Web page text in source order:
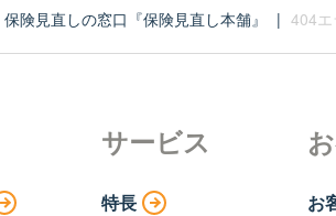
険見直しの窓口『保険見直し本舗』 | 404
サービス
特長
お